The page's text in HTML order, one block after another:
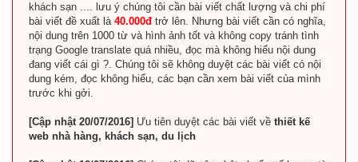
khách sạn .... lưu ý chúng tôi cần bài viết chất lượng và chi phí
bài viết đề xuất là 40.000đ trở lên. Nhưng bài viết cần có nghĩa,
nội dung trên 1000 từ và hình ảnh tốt và không copy tránh tình
trạng Google translate quá nhiều, đọc mà không hiểu nội dung
đang viết cái gì ?. Chúng tôi sẽ không duyệt các bài viết có nội
dung kém, đọc không hiểu, các bạn cần xem bài viết của mình
trước khi gởi.
[Cập nhật 20/07/2016] Ưu tiên duyệt các bài viết về thiết kế
web nhà hàng, khách sạn, du lịch